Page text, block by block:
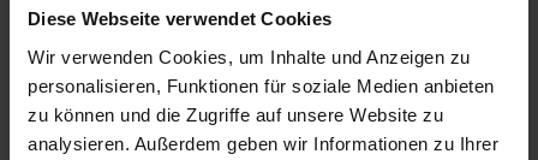
Diese Webseite verwendet Cookies
Wir verwenden Cookies, um Inhalte und Anzeigen zu
personalisieren, Funktionen für soziale Medien anbieten
zu können und die Zugriffe auf unsere Website zu
analysieren. Außerdem geben wir Informationen zu Ihrer